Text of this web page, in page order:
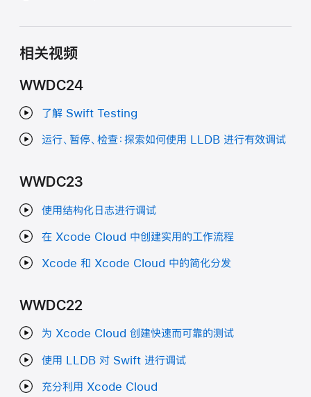
相关视频
WWDC24
了解 Swift Testing
运行、暂停、检查：探索如何使用 LLDB 进行有效调试
WWDC23
使用结构化日志进行调试
在 Xcode Cloud 中创建实用的工作流程
Xcode 和 Xcode Cloud 中的简化分发
WWDC22
为 Xcode Cloud 创建快速而可靠的测试
使用 LLDB 对 Swift 进行调试
充分利用 Xcode Cloud